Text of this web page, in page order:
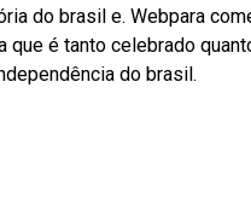
do brasil e. Webpara
que é tanto celebrado
do brasil.